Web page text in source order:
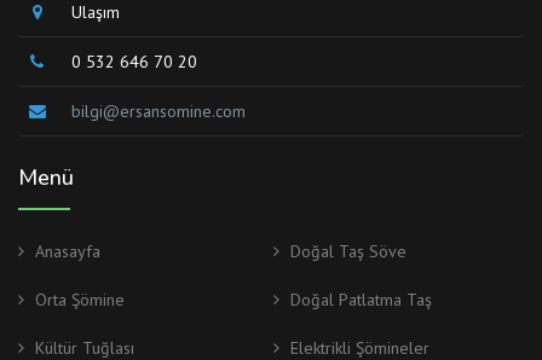
Ulaşım
0 532 646 70 20
bilgi@ersansomine.com
Menü
Anasayfa Doğal Taş Söve
Orta Şömine Doğal Patlatma Taş
Kültür Tuğlası Elektrikli Şömineler